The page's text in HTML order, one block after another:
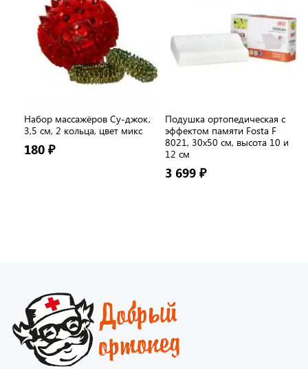
Набор массажёров Су-джок,
3,5 см, 2 кольца, цвет микс
180 ₽
Подушка ортопедическая с
эффектом памяти Fosta F
8021, 30х50 см, высота 10 и
12 см
3 699 ₽